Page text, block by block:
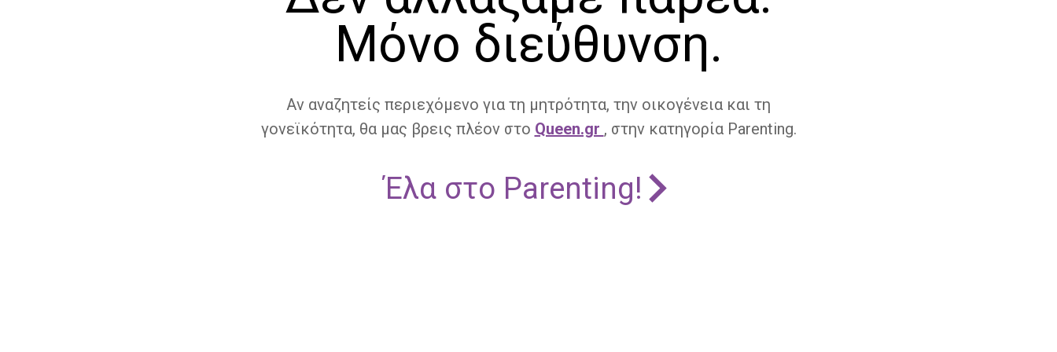
Μόνο διεύθυνση.
Αν αναζητείς περιεχόμενο για τη μητρότητα, την οικογένεια και τη
γονεϊκότητα, θα μας βρεις πλέον στο Queen.gr , στην κατηγορία Parenting.
Έλα στο Parenting!